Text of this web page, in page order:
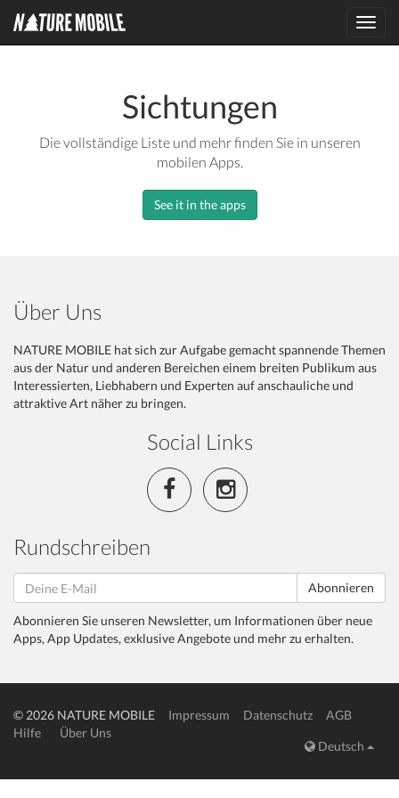
Sichtungen
Die vollständige Liste und mehr finden Sie in unseren
mobilen Apps.
See it in the apps
Über Uns
NATURE MOBILE hat sich zur Aufgabe gemacht spannende Themen
aus der Natur und anderen Bereichen einem breiten Publikum aus
Interessierten, Liebhabern und Experten auf anschauliche und
attraktive Art näher zu bringen.
Social Links
Rundschreiben
Abonnieren
Abonnieren Sie unseren Newsletter, um Informationen über neue
Apps, App Updates, exklusive Angebote und mehr zu erhalten.
© 2026 NATURE MOBILE Impressum Datenschutz
AGB
Hilfe
Über Uns
Deutsch